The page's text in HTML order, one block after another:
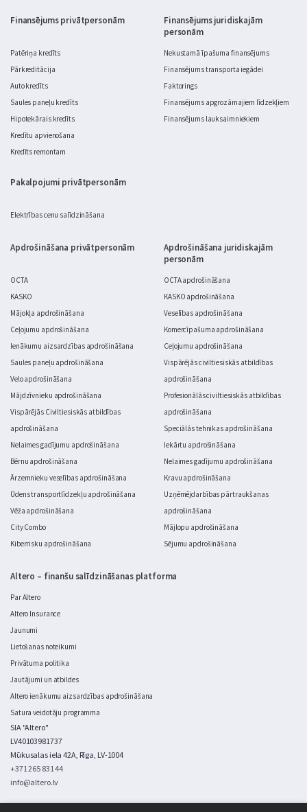
Finansējums privātpersonām
Patēriņa kredīts
Pārkreditācija
Auto kredīts
Saules paneļu kredīts
Hipotekārais kredīts
Kredītu apvienošana
Kredīts remontam
Pakalpojumi privātpersonām
Elektrības cenu salīdzināšana
Finansējums juridiskajām
personām
Nekustamā īpašuma finansējums
Finansējums transporta iegādei
Faktorings
Finansējums apgrozāmajiem līdzekļiem
Finansējums lauksaimniekiem
Apdrošināšana privātpersonām
OCTA
KASKO
Mājokļa apdrošināšana
Ceļojumu apdrošināšana
Ienākumu aizsardzības apdrošināšana
Saules paneļu apdrošināšana
Velo apdrošināšana
Mājdzīvnieku apdrošināšana
Vispārējās Civiltiesiskās atbildības
apdrošināšana
Nelaimes gadījumu apdrošināšana
Bērnu apdrošināšana
Ārzemnieku veselības apdrošināšana
Ūdens transportlīdzekļu apdrošināšana
Vēža apdrošināšana
City Combo
Kiberrisku apdrošināšana
Apdrošināšana juridiskajām
personām
OCTA apdrošināšana
KASKO apdrošināšana
Veselības apdrošināšana
Komercīpašuma apdrošināšana
Ceļojumu apdrošināšana
Vispārējās civiltiesiskās atbildības
apdrošināšana
Profesionālās civiltiesiskās atbildības
apdrošināšana
Speciālās tehnikas apdrošināšana
Iekārtu apdrošināšana
Nelaimes gadījumu apdrošināšana
Kravu apdrošināšana
Uzņēmējdarbības pārtraukšanas
apdrošināšana
Mājlopu apdrošināšana
Sējumu apdrošināšana
Altero – finanšu salīdzināšanas platforma
Par Altero
Altero Insurance
Jaunumi
Lietošanas noteikumi
Privātuma politika
Jautājumi un atbildes
Altero ienākumu aizsardzības apdrošināšana
Satura veidotāju programma
SIA "Altero"
LV40103981737
Mūkusalas iela 42A, Rīga, LV-1004
+371 265 831 44
info@altero.lv